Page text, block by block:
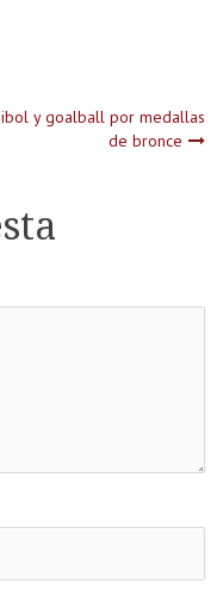
y goalball por medallas
de bronce